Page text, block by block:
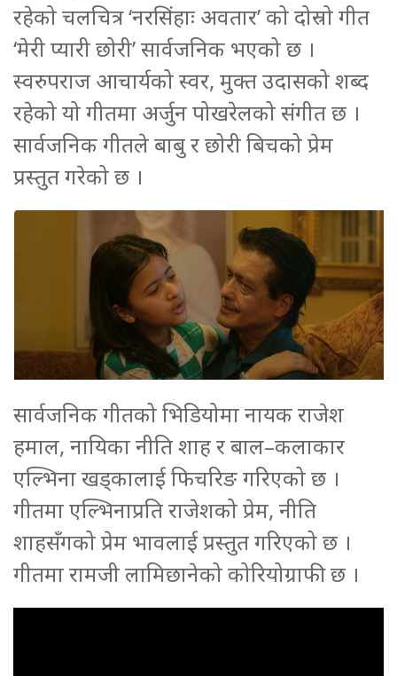
रहेको चलचित्र ‘नरसिंहाः अवतार’ को दोस्रो गीत
‘मेरी प्यारी छोरी’ सार्वजनिक भएको छ ।
स्वरुपराज आचार्यको स्वर, मुक्त उदासको शब्द
रहेको यो गीतमा अर्जुन पोखरेलको संगीत छ ।
सार्वजनिक गीतले बाबु र छोरी बिचको प्रेम
प्रस्तुत गरेको छ ।
सार्वजनिक गीतको भिडियोमा नायक राजेश
हमाल, नायिका नीति शाह र बाल–कलाकार
एल्भिना खड्कालाई फिचरिङ गरिएको छ ।
गीतमा एल्भिनाप्रति राजेशको प्रेम, नीति
शाहसँगको प्रेम भावलाई प्रस्तुत गरिएको छ ।
गीतमा रामजी लामिछानेको कोरियोग्राफी छ ।